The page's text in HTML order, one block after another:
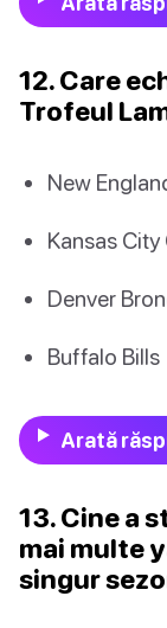
12. Care
Trofeul
New
Kansas
Denver
Buffalo Bills
Arată
13. Cine a
mai multe
singur